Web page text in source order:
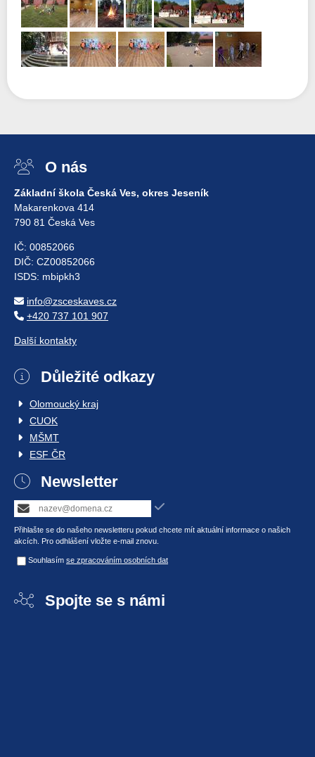
O nás
Základní škola Česká Ves, okres Jeseník
Makarenkova 414
790 81 Česká Ves
IČ: 00852066
DIČ: CZ00852066
ISDS: mbipkh3
info@zsceskaves.cz
+420 737 101 907
Další kontakty
Důležité odkazy
Olomoucký kraj
CUOK
MŠMT
ESF ČR
Newsletter
Přihlašte se do našeho newsletteru pokud chcete mít aktuální informace o našich
akcích. Pro odhlášení vložte e-mail znovu.
Souhlasím se zpracováním osobních dat
Spojte se s námi